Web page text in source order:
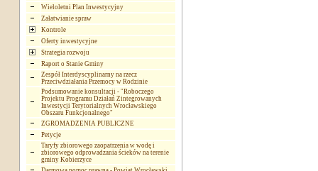
Wieloletni Plan Inwestycyjny
Załatwianie spraw
Kontrole
Oferty inwestycyjne
Strategia rozwoju
Raport o Stanie Gminy
Zespół Interdyscyplinarny na rzecz
Przeciwdziałania Przemocy w Rodzinie
Podsumowanie konsultacji - "Roboczego
Projektu Programu Działań Zintegrowanych
Inwestycji Terytorialnych Wrocławskiego
Obszaru Funkcjonalnego"
ZGROMADZENIA PUBLICZNE
Petycje
Taryfy zbiorowego zaopatrzenia w wodę i
zbiorowego odprowadzania ścieków na terenie
gminy Kobierzyce